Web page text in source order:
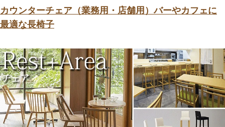
カウンターチェア（業務用・店舗用）バーやカフェに
最適な長椅子